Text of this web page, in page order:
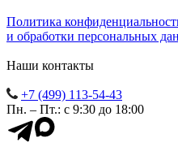
Политика
и обработки персональных
Наши контакты
+7 (499) 113-54-43
Пн. – Пт.: с 9:30 до 18:00